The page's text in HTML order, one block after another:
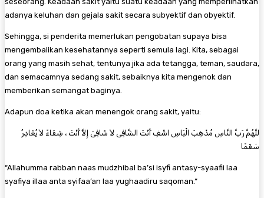
adanya keluhan dan gejala sakit secara subyektif dan obyektif.
Sehingga, si penderita memerlukan pengobatan supaya bisa
mengembalikan kesehatannya seperti semula lagi. Kita, sebagai
orang yang masih sehat, tentunya jika ada tetangga, teman, saudara,
dan semacamnya sedang sakit, sebaiknya kita mengenok dan
memberikan semangat baginya.
Adapun doa ketika akan menengok orang sakit, yaitu:
للَّهُمَّ رَبَّ النَّاسِ مُذْهِبَ الْبَاسِ اشْفِ أَنْتَ الشَّافِى لاَ شَافِىَ إِلاَّ أَنْتَ ، شِفَاءً لاَ يُغَادِرُ
سَقَمًا
“Allahumma rabban naas mudzhibal ba’si isyfi antasy-syaafii laa
syafiya illaa anta syifaa’an laa yughaadiru saqoman.“